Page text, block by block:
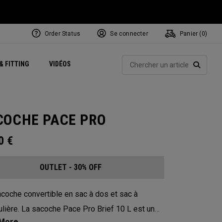
FITTING VIDÉOSExclusive Mavrik Complete Sets
Exclusivités - Balles de Golf
Juillet NEW Headwear
Women's Golf Balls
Exclusivités - Accessoires
Régionaux
Order Status Se connecter Panier ( 0)
PACE PRO
€
OUTLET - 30% OFF
convertible en sac à dos et sac à
La sacoche Pace Pro Brief 10 L est un